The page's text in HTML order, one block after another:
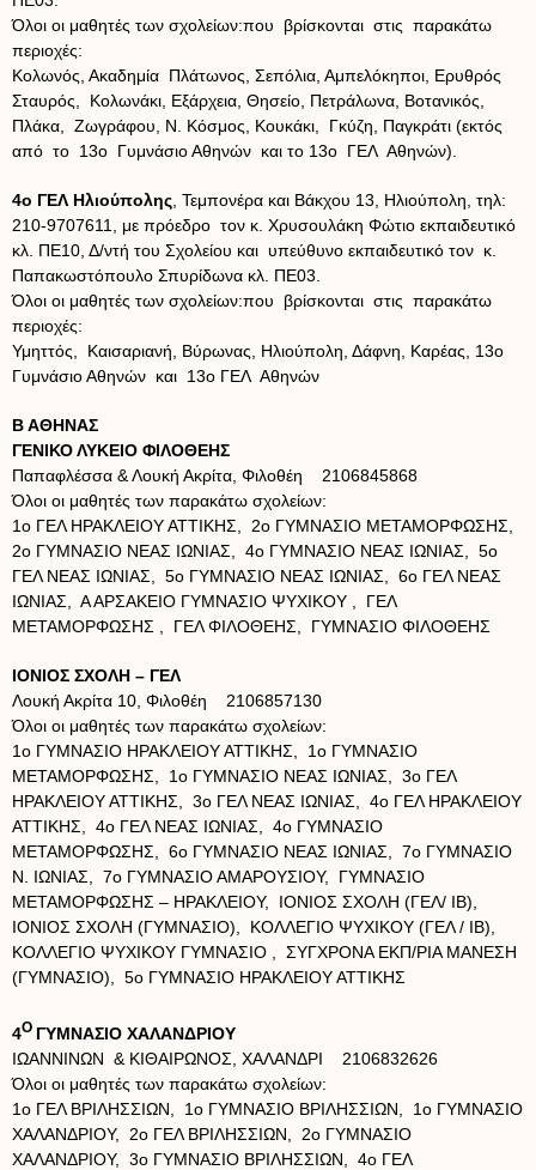
Όλοι οι μαθητές των σχολείων:που βρίσκονται στις παρακάτω
περιοχές:
Κολωνός, Ακαδημία Πλάτωνος, Σεπόλια, Αμπελόκηποι, Ερυθρός
Σταυρός, Κολωνάκι, Εξάρχεια, Θησείο, Πετράλωνα, Βοτανικός,
Πλάκα, Ζωγράφου, Ν. Κόσμος, Κουκάκι, Γκύζη, Παγκράτι (εκτός
από το 13ο Γυμνάσιο Αθηνών και το 13ο ΓΕΛ Αθηνών).
4ο ΓΕΛ Ηλιούπολης , Τεμπονέρα και Βάκχου 13, Ηλιούπολη, τηλ:
210-9707611, με πρόεδρο τον κ. Χρυσουλάκη Φώτιο εκπαιδευτικό
κλ. ΠΕ10, Δ/ντή του Σχολείου και υπεύθυνο εκπαιδευτικό τον κ.
Παπακωστόπουλο Σπυρίδωνα κλ. ΠΕ03.
Όλοι οι μαθητές των σχολείων:που βρίσκονται στις παρακάτω
περιοχές:
Υμηττός, Καισαριανή, Βύρωνας, Ηλιούπολη, Δάφνη, Καρέας, 13ο
Γυμνάσιο Αθηνών και 13ο ΓΕΛ Αθηνών
Β ΑΘΗΝΑΣ
ΓΕΝΙΚΟ ΛΥΚΕΙΟ ΦΙΛΟΘΕΗΣ
Παπαφλέσσα & Λουκή Ακρίτα, Φιλοθέη 2106845868
Όλοι οι μαθητές των παρακάτω σχολείων:
1ο ΓΕΛ ΗΡΑΚΛΕΙΟΥ ΑΤΤΙΚΗΣ, 2ο ΓΥΜΝΑΣΙΟ ΜΕΤΑΜΟΡΦΩΣΗΣ,
2ο ΓΥΜΝΑΣΙΟ ΝΕΑΣ ΙΩΝΙΑΣ, 4ο ΓΥΜΝΑΣΙΟ ΝΕΑΣ ΙΩΝΙΑΣ, 5ο
ΓΕΛ ΝΕΑΣ ΙΩΝΙΑΣ, 5ο ΓΥΜΝΑΣΙΟ ΝΕΑΣ ΙΩΝΙΑΣ, 6ο ΓΕΛ ΝΕΑΣ
ΙΩΝΙΑΣ, Α ΑΡΣΑΚΕΙΟ ΓΥΜΝΑΣΙΟ ΨΥΧΙΚΟΥ , ΓΕΛ
ΜΕΤΑΜΟΡΦΩΣΗΣ , ΓΕΛ ΦΙΛΟΘΕΗΣ, ΓΥΜΝΑΣΙΟ ΦΙΛΟΘΕΗΣ
ΙΟΝΙΟΣ ΣΧΟΛΗ – ΓΕΛ
Λουκή Ακρίτα 10, Φιλοθέη 2106857130
Όλοι οι μαθητές των παρακάτω σχολείων:
1ο ΓΥΜΝΑΣΙΟ ΗΡΑΚΛΕΙΟΥ ΑΤΤΙΚΗΣ, 1ο ΓΥΜΝΑΣΙΟ
ΜΕΤΑΜΟΡΦΩΣΗΣ, 1ο ΓΥΜΝΑΣΙΟ ΝΕΑΣ ΙΩΝΙΑΣ, 3ο ΓΕΛ
ΗΡΑΚΛΕΙΟΥ ΑΤΤΙΚΗΣ, 3ο ΓΕΛ ΝΕΑΣ ΙΩΝΙΑΣ, 4ο ΓΕΛ ΗΡΑΚΛΕΙΟΥ
ΑΤΤΙΚΗΣ, 4ο ΓΕΛ ΝΕΑΣ ΙΩΝΙΑΣ, 4ο ΓΥΜΝΑΣΙΟ
ΜΕΤΑΜΟΡΦΩΣΗΣ, 6ο ΓΥΜΝΑΣΙΟ ΝΕΑΣ ΙΩΝΙΑΣ, 7o ΓΥΜΝΑΣΙΟ
Ν. ΙΩΝΙΑΣ, 7ο ΓΥΜΝΑΣΙΟ ΑΜΑΡΟΥΣΙΟΥ, ΓΥΜΝΑΣΙΟ
ΜΕΤΑΜΟΡΦΩΣΗΣ – ΗΡΑΚΛΕΙΟΥ, ΙΟΝΙΟΣ ΣΧΟΛΗ (ΓΕΛ/ ΙΒ),
ΙΟΝΙΟΣ ΣΧΟΛΗ (ΓΥΜΝΑΣΙΟ), ΚΟΛΛΕΓΙΟ ΨΥΧΙΚΟΥ (ΓΕΛ / ΙΒ),
ΚΟΛΛΕΓΙΟ ΨΥΧΙΚΟΥ ΓΥΜΝΑΣΙΟ , ΣΥΓΧΡΟΝΑ ΕΚΠ/ΡΙΑ ΜΑΝΕΣΗ
(ΓΥΜΝΑΣΙΟ), 5ο ΓΥΜΝΑΣΙΟ ΗΡΑΚΛΕΙΟΥ ΑΤΤΙΚΗΣ
4Ο ΓΥΜΝΑΣΙΟ ΧΑΛΑΝΔΡΙΟΥ
ΙΩΑΝΝΙΝΩΝ & ΚΙΘΑΙΡΩΝΟΣ, ΧΑΛΑΝΔΡΙ 2106832626
Όλοι οι μαθητές των παρακάτω σχολείων:
1ο ΓΕΛ ΒΡΙΛΗΣΣΙΩΝ, 1ο ΓΥΜΝΑΣΙΟ ΒΡΙΛΗΣΣΙΩΝ, 1ο ΓΥΜΝΑΣΙΟ
ΧΑΛΑΝΔΡΙΟΥ, 2ο ΓΕΛ ΒΡΙΛΗΣΣΙΩΝ, 2ο ΓΥΜΝΑΣΙΟ
ΧΑΛΑΝΔΡΙΟΥ, 3ο ΓΥΜΝΑΣΙΟ ΒΡΙΛΗΣΣΙΩΝ, 4ο ΓΕΛ